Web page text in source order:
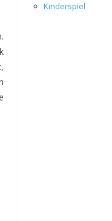
Kinderspiel